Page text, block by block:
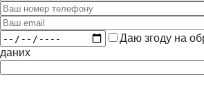
Даю згоду на
даних
leave